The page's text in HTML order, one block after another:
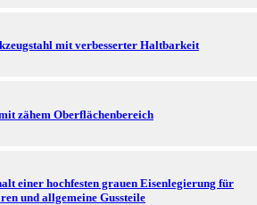
mit verbesserter Haltbarkeit
zähem Oberflächenbereich
einer hochfesten grauen Eisenlegierung für
und allgemeine Gussteile